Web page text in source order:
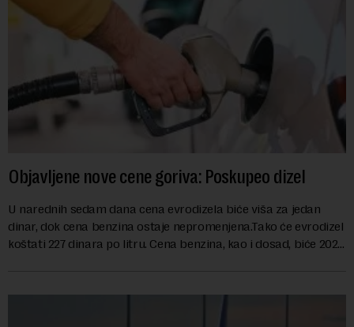
Objavljene nove cene goriva: Poskupeo dizel
U narednih sedam dana cena evrodizela biće viša za jedan
dinar, dok cena benzina ostaje nepromenjena.Tako će evrodizel
koštati 227 dinara po litru. Cena benzina, kao i dosad, biće 202